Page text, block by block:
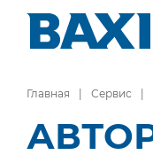
Главная Сервис